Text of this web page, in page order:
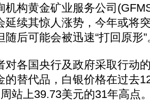
机构黄金矿业服务公司
延续其惊人涨势，今年或将
后可能会被迅速“打回原形”
各国央行及政府采取行动
的替代品，白银价格在过去
站上39.73美元的31年高点